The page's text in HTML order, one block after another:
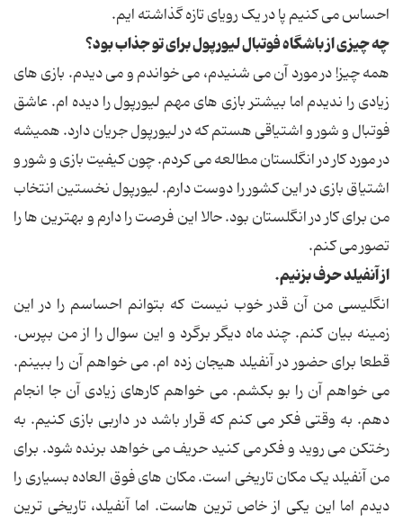
احساس می کنیم پا در یک رویای تازه گذاشته ایم.
چه چیزی از باشگاه فوتبال لیورپول برای تو جذاب بود؟
همه چیز! در مورد آن می شنیدم، می خواندم و می دیدم. بازی های
زیادی را ندیدم اما بیشتر بازی های مهم لیورپول را دیده ام. عاشق
فوتبال و شور و اشتیاقی هستم که در لیورپول جریان دارد. همیشه
در مورد کار در انگلستان مطالعه می کردم. چون کیفیت بازی و شور و
اشتیاق بازی در این کشور را دوست دارم. لیورپول نخستین انتخاب
من برای کار در انگلستان بود. حالا این فرصت را دارم و بهترین ها را
تصور می کنم.
از آنفیلد حرف بزنیم.
انگلیسی من آن قدر خوب نیست که بتوانم احساسم را در این
زمینه بیان کنم. چند ماه دیگر برگرد و این سوال را از من بپرس.
قطعا برای حضور در آنفیلد هیجان زده ام. می خواهم آن را ببینم.
می خواهم آن را بو بکشم. می خواهم کارهای زیادی آن جا انجام
دهم. به وقتی فکر می کنم که قرار باشد در داربی بازی کنیم. به
رختکن می روید و فکر می کنید حریف می خواهد برنده شود. برای
من آنفیلد یک مکان تاریخی است. مکان های فوق العاده بسیاری را
دیدم اما این یکی از خاص ترین هاست. اما آنفیلد، تاریخی ترین